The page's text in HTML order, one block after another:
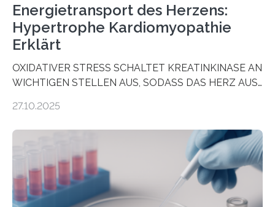
Energietransport des Herzens:
Hypertrophe Kardiomyopathie
Erklärt
OXIDATIVER STRESS SCHALTET KREATINKINASE AN
WICHTIGEN STELLEN AUS, SODASS DAS HERZ AUS
aus dem Deutschen Zentrum für Herzinsuffizienz
im Journal Circulation, warum der Energietransport bei
der Hypertrophen Kardiomyopathie (HCM) versagen
kann und wie sich durch eine Verringerung der
Herzbelastung und des oxidativen Stresses
Rhythmusstörungen reduzieren lassen. Würzburg. Die
27.10.2025